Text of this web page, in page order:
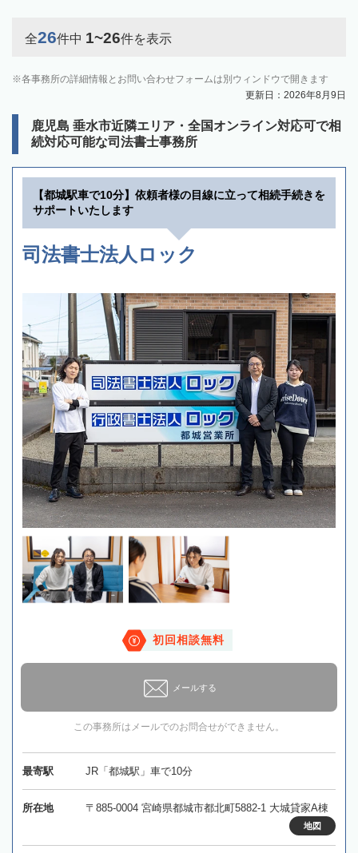
全26件中 1~26件を表示
各事務所の詳細情報とお問い合わせフォームは別ウィンドウで開きます
更新日：2026年8月9日
鹿児島 垂水市近隣エリア・全国オンライン対応可で相
続対応可能な司法書士事務所
【都城駅車で10分】依頼者様の目線に立って相続手続きを
サポートいたします
司法書士法人ロック
初回相談無料
メールする
この事務所はメールでのお問合せができません。
最寄駅 JR「都城駅」車で10分
所在地 〒885-0004 宮崎県都城市都北町5882-1 大城貸家A棟
地図